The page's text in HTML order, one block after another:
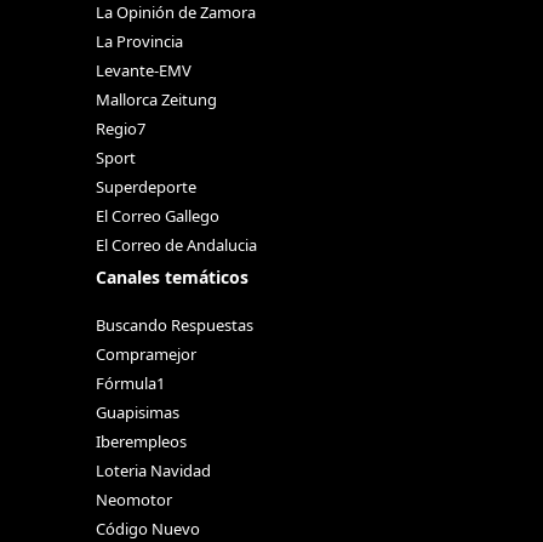
La Opinión de Zamora
La Provincia
Levante-EMV
Mallorca Zeitung
Regio7
Sport
Superdeporte
El Correo Gallego
El Correo de Andalucia
Canales temáticos
Buscando Respuestas
Compramejor
Fórmula1
Guapisimas
Iberempleos
Loteria Navidad
Neomotor
Código Nuevo